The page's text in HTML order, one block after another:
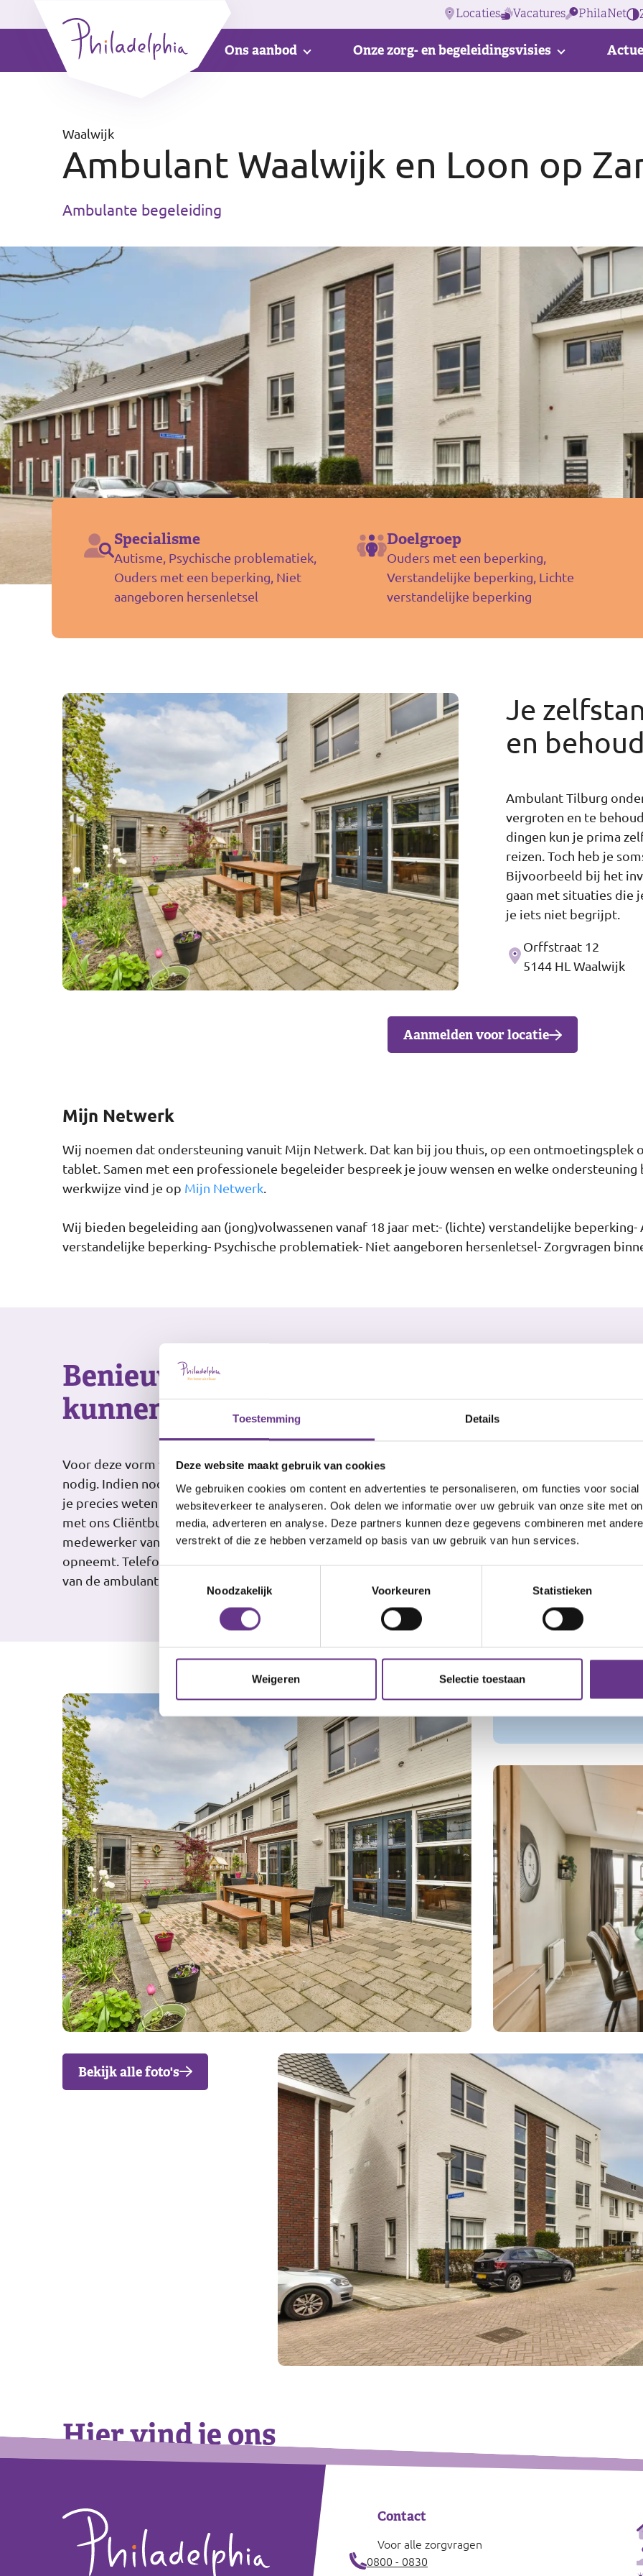
Toestemming Details
Deze website maakt gebruik van cookies
We gebruiken cookies om content en advertenties te personaliseren, om functies voor social
websiteverkeer te analyseren. Ook delen we informatie over uw gebruik van onze site met
media, adverteren en analyse. Deze partners kunnen deze gegevens combineren met
verstrekt of die ze hebben verzameld op basis van uw gebruik van hun services.
Noodzakelijk
Voorkeuren Statistieken
Weigeren Selectie toestaan
Locaties Vacatures PhilaNet
Ons aanbod Onze zorg- en begeleidingsvisies
Waalwijk
Ambulant Waalwijk en Loon op
Ambulante begeleiding
Specialisme
Autisme, Psychische problematiek,
Ouders met een beperking, Niet
aangeboren hersenletsel
Doelgroep
Ouders met een beperking,
Verstandelijke beperking, Lichte
verstandelijke beperking
Je
en
Ambulant Tilburg
vergroten en te
dingen kun je prima
reizen. Toch heb je
Bijvoorbeeld bij het
gaan met situaties die
je iets niet begrijpt.
Adres
Orffstraat 12
5144 HL Waalwijk
Aanmelden voor locatie
Mijn Netwerk
Wij noemen dat ondersteuning vanuit Mijn Netwerk. Dat kan bij jou thuis, op een
tablet. Samen met een professionele begeleider bespreek je jouw wensen en welke
werkwijze vind je op Mijn Netwerk.
Wij bieden begeleiding aan (jong)volwassenen vanaf 18 jaar met:- (lichte) verstandelijke
verstandelijke beperking- Psychische problematiek- Niet aangeboren hersenletsel- Zorgvragen
Benieuwd wat wij voor jou
kunnen doen?
Voor deze vorm van ondersteuning heb je een WMO of Wlz indicatie
nodig. Indien nodig kunnen wij je helpen bij de aanvraag hiervoor. Wil
je precies weten wat wij voor jou kunnen doen? Neem dan contact op
met ons Cliëntbureau. Het Cliëntbureau zorgt ervoor dat een
medewerker van Philadelphia binnen enkele dagen contact met je
opneemt. Telefoonnummer Cliëntbureau: 0800-0830. Of bel met één
van de ambulant begeleiders van het team op T 06 - 25 19 52 53.
94,1%
van de cliënten
Goed helpt om
halen'.
Bekijk alle foto's
Hier vind je ons
Contact
Voor alle zorgvragen
0800 - 0830